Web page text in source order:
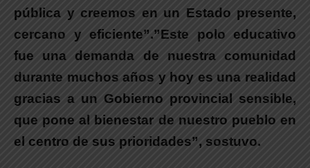
pública y creemos en un Estado presente,
cercano y eficiente”.”Este polo educativo
fue una demanda de nuestra comunidad
durante muchos años y hoy es una realidad
gracias a un Gobierno provincial sensible,
que pone al bienestar de nuestro pueblo en
el centro de sus prioridades”, sostuvo.